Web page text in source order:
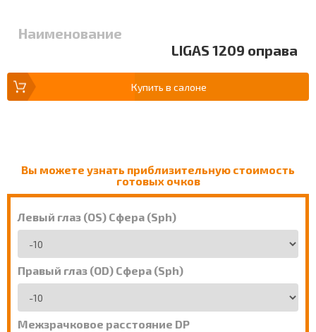
Наименование
LIGAS 1209 оправа
Купить в салоне
Вы можете узнать приблизительную стоимость
готовых очков
Левый глаз (OS) Сфера (Sph)
Правый глаз (OD) Сфера (Sph)
Межзрачковое расстояние DP